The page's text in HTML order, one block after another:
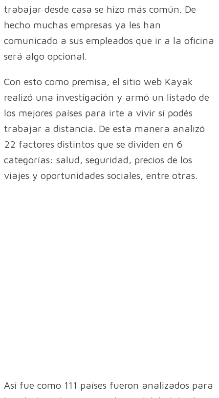
trabajar desde casa se hizo más común. De
hecho muchas empresas ya les han
comunicado a sus empleados que ir a la oficina
será algo opcional.
Con esto como premisa, el sitio web Kayak
realizó una investigación y armó un listado de
los mejores países para irte a vivir sí podés
trabajar a distancia. De esta manera analizó
22 factores distintos que se dividen en 6
categorías: salud, seguridad, precios de los
viajes y oportunidades sociales, entre otras.
Así fue como 111 países fueron analizados para